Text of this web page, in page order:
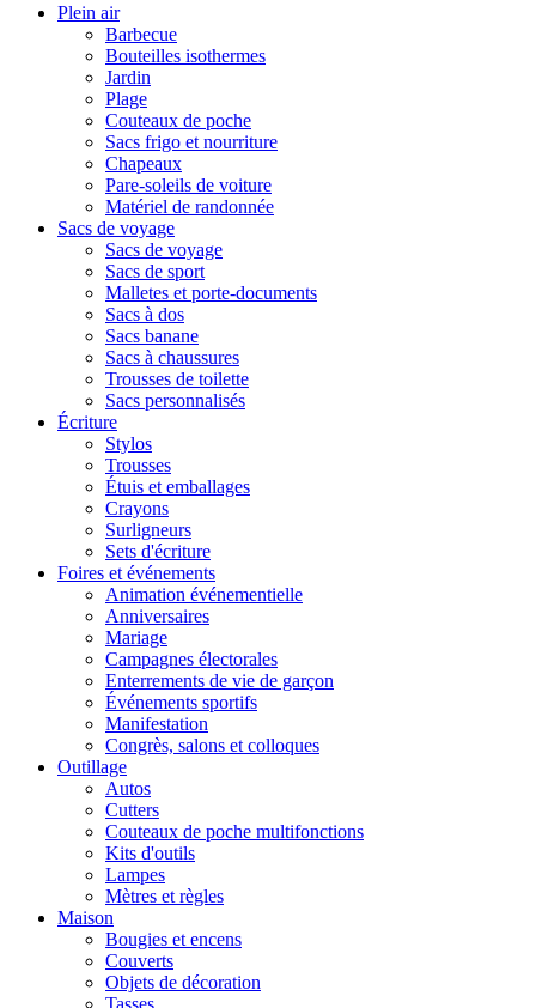
Plein air
Barbecue
Bouteilles isothermes
Jardin
Plage
Couteaux de poche
Sacs frigo et nourriture
Chapeaux
Pare-soleils de voiture
Matériel de randonnée
Sacs de voyage
Sacs de voyage
Sacs de sport
Malletes et porte-documents
Sacs à dos
Sacs banane
Sacs à chaussures
Trousses de toilette
Sacs personnalisés
Écriture
Stylos
Trousses
Étuis et emballages
Crayons
Surligneurs
Sets d'écriture
Foires et événements
Animation événementielle
Anniversaires
Mariage
Campagnes électorales
Enterrements de vie de garçon
Événements sportifs
Manifestation
Congrès, salons et colloques
Outillage
Autos
Cutters
Couteaux de poche multifonctions
Kits d'outils
Lampes
Mètres et règles
Maison
Bougies et encens
Couverts
Objets de décoration
Tasses